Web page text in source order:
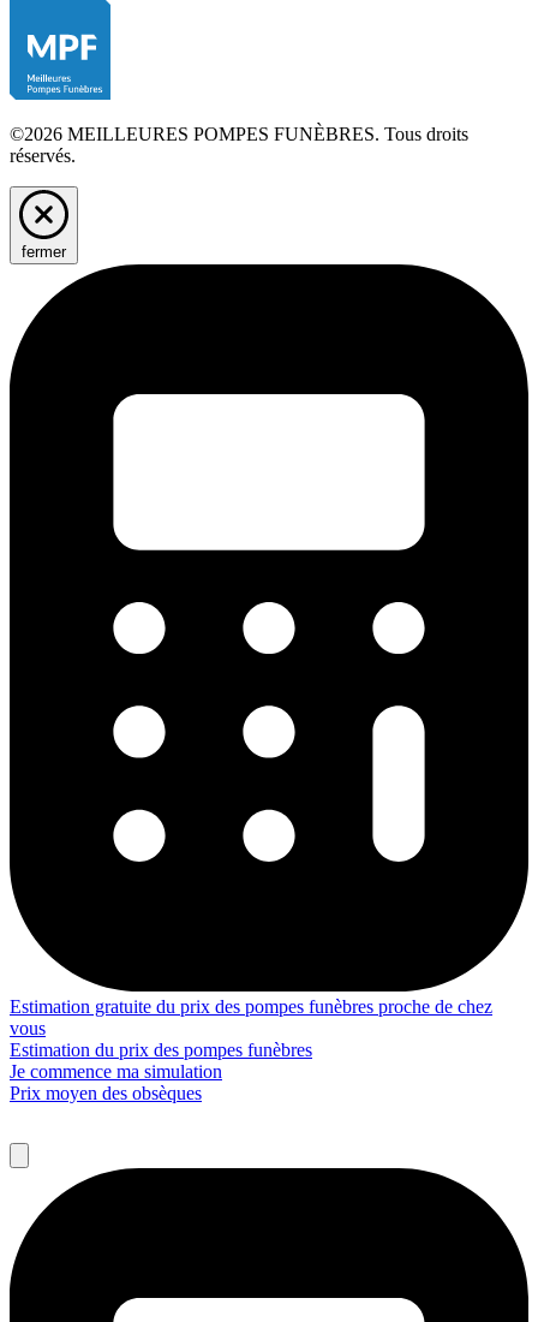
©2026 MEILLEURES POMPES FUNÈBRES. Tous droits
réservés.
fermer
Estimation gratuite du prix des pompes funèbres proche de chez
vous
Estimation du prix des pompes funèbres
Je commence ma simulation
Prix moyen des obsèques